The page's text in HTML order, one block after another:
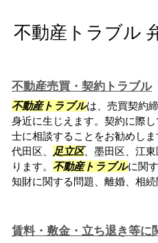
不動産トラブル
不動産売買・契約トラブル
不動産トラブルは、売買契約
身近に生じえます。契約に際
士に相談することをお勧めし
代田区、
足立区、墨田区、江
ります。 不動産トラブルに関
知財に関する問題、離婚、相
賃料・敷金・立ち退き等に